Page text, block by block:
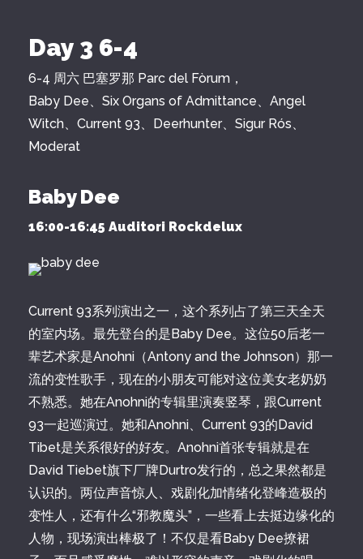
Day 3 6-4
6-4 周六 巴塞罗那 Parc del Fòrum，
Baby Dee、Six Organs of Admittance、Angel
Witch、Current 93、Deerhunter、Sigur Rós、
Moderat
Baby Dee
16:00-16:45 Auditori Rockdelux
Current 93系列演出之一，这个系列占了第三天全天
的室内场。最先登台的是Baby Dee。这位50后老一
辈艺术家是Anohni（Antony and the Johnson）那一
流的变性歌手，现在的小朋友可能对这位美女老奶奶
不熟悉。她在Anohni的专辑里演奏竖琴，跟Current
93一起巡演过。她和Anohni、Current 93的David
Tibet是关系很好的好友。Anohni首张专辑就是在
David Tiebet旗下厂牌Durtro发行的，总之果然都是
认识的。两位声音惊人、戏剧化加情绪化登峰造极的
变性人，还有什么“邪教魔头”，一些看上去挺边缘化的
人物，现场演出棒极了！不仅是看Baby Dee撩裙